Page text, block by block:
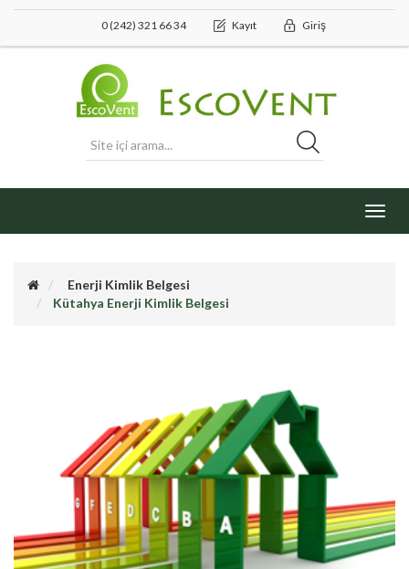
0 (242) 321 66 34 Kayıt Giriş
Enerji Kimlik Belgesi
Kütahya Enerji Kimlik Belgesi